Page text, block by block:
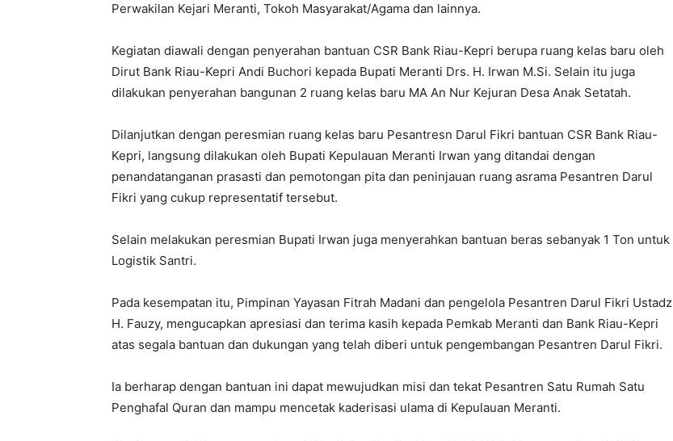
Perwakilan Kejari Meranti, Tokoh Masyarakat/Agama dan lainnya.
Kegiatan diawali dengan penyerahan bantuan CSR Bank Riau-Kepri berupa ruang kelas baru oleh
Dirut Bank Riau-Kepri Andi Buchori kepada Bupati Meranti Drs. H. Irwan M.Si. Selain itu juga
dilakukan penyerahan bangunan 2 ruang kelas baru MA An Nur Kejuran Desa Anak Setatah.
Dilanjutkan dengan peresmian ruang kelas baru Pesantresn Darul Fikri bantuan CSR Bank Riau-
Kepri, langsung dilakukan oleh Bupati Kepulauan Meranti Irwan yang ditandai dengan
penandatanganan prasasti dan pemotongan pita dan peninjauan ruang asrama Pesantren Darul
Fikri yang cukup representatif tersebut.
Selain melakukan peresmian Bupati Irwan juga menyerahkan bantuan beras sebanyak 1 Ton untuk
Logistik Santri.
Pada kesempatan itu, Pimpinan Yayasan Fitrah Madani dan pengelola Pesantren Darul Fikri Ustadz
H. Fauzy, mengucapkan apresiasi dan terima kasih kepada Pemkab Meranti dan Bank Riau-Kepri
atas segala bantuan dan dukungan yang telah diberi untuk pengembangan Pesantren Darul Fikri.
Ia berharap dengan bantuan ini dapat mewujudkan misi dan tekat Pesantren Satu Rumah Satu
Penghafal Quran dan mampu mencetak kaderisasi ulama di Kepulauan Meranti.